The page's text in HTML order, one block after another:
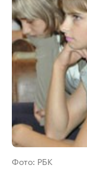
Фото: РБК